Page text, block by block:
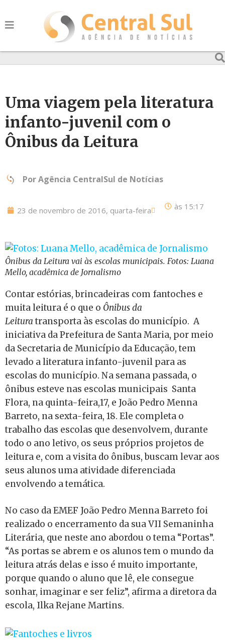
Uma viagem pela literatura
infanto-juvenil com o
Ônibus da Leitura
PorAgência CentralSul de Notícias
23 de novembro de 2016, quarta-feira às 15:17
Ônibus da Leitura vai às escolas municipais. Fotos: Luana
Mello, acadêmica de Jornalismo
Contar estórias, brincadeiras com fantoches e
muita leitura é o que o Ônibus da
Leituratransporta às escolas do município. A
iniciativa da Prefeitura de Santa Maria, por meio
da Secretaria de Município da Educação, tem
levado a literatura infanto-juvenil para as
escolas do município. Na semana passada, o
ônibus esteve nas escolas municipais Santa
Flora, na quinta-feira,17, e João Pedro Menna
Barreto, na sexta-feira, 18. Ele completa o
trabalho das escolas que desenvolvem, durante
todo o ano letivo, os seus próprios projetos de
leitura e, com a visita do ônibus, buscam levar aos
seus alunos uma atividade diferenciada
envolvendo a temática.
No caso da EMEF João Pedro Menna Barreto foi
realizado o encerramento da sua VII Semaninha
Literária, que neste ano abordou o tema “Portas”.
“As portas se abrem e os alunos tem o mundo da
leitura atrás delas e isso é muito importante,
porque quando o aluno que lê, ele consegue
sonhar, imaginar e ser feliz”, afirma a diretora da
escola, Ilka Rejane Martins.